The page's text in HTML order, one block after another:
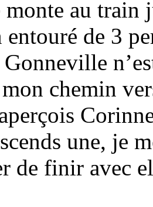
au train
entouré de 3
chemin
une, je
de finir avec